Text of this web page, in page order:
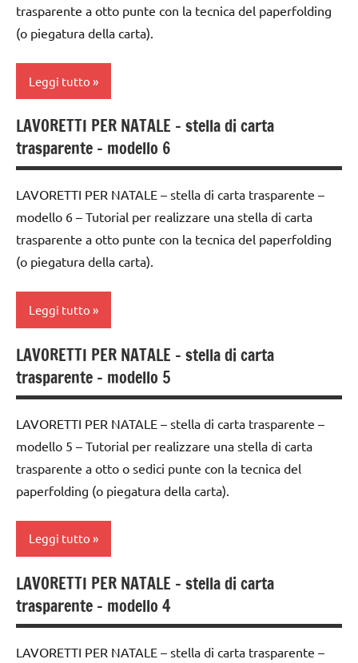
lavoretti
Natale
Natale
paperfolding
origami
ARGOMENTI
PER ETA'
ARTICOLI
IMMAGINE
carta
3a
classe
classe
decorazioni
natalizie
FESTE
LAVORETTI
lavoretti
per
Natale
paperfolding
TUTORIAL
TUTTI GLI
ARGOMENTI
TUTTI GLI
ARTICOLI
trasparente a otto punte con la tecnica del paperfolding
(o piegatura della carta).
Leggi tutto
4a
settimana
di
avvento
ARTE
IMMAGINE
carta
3a
classe
4a
classe
decorazioni
natalizie
FESTE
LAVORETTI
lavoretti
per
Natale
LAVORETTI PER NATALE – stella di carta
trasparente – modello 6
LAVORETTI PER NATALE – stella di carta trasparente –
modello 6 – Tutorial per realizzare una stella di carta
trasparente a otto punte con la tecnica del paperfolding
(o piegatura della carta).
Leggi tutto
ARTE
IMMAGINE
classe
classe
5a
decorazioni
natalizie
DELL'ANNO
LAVORETTI PER NATALE – stella di carta
trasparente – modello 5
LAVORETTI PER NATALE – stella di carta trasparente –
modello 5 – Tutorial per realizzare una stella di carta
trasparente a otto o sedici punte con la tecnica del
paperfolding (o piegatura della carta).
Leggi tutto
4a
settimana
di
LAVORETTI PER NATALE – stella di carta
trasparente – modello 4
LAVORETTI PER NATALE – stella di carta trasparente –